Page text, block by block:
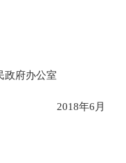
政府办公室
2018年6月